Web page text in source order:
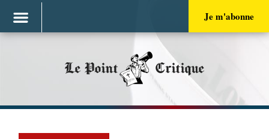
Je m'abonne
Le Point Critique